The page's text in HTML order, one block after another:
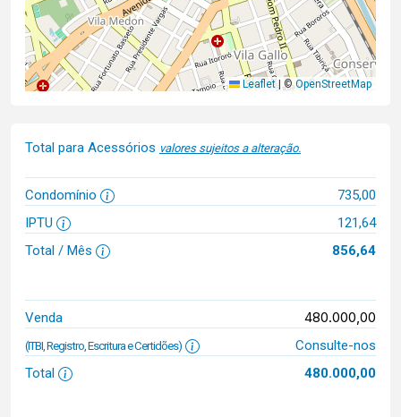
Leaflet ©OpenStreetMap
Total para Acessórios valores sujeitos a alteração.
Condomínio
735,00
IPTU
121,64
Total / Mês
856,64
Venda 480.000,00
(ITBI, Registro, Escritura e Certidões)
Consulte-nos
Total
480.000,00